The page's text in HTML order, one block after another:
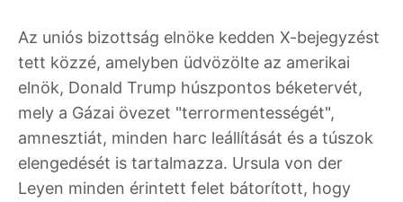
Az uniós bizottság elnöke kedden X-bejegyzést
tett közzé, amelyben üdvözölte az amerikai
elnök, Donald Trump húszpontos béketervét,
mely a Gázai övezet "terrormentességét",
amnesztiát, minden harc leállítását és a túszok
elengedését is tartalmazza. Ursula von der
Leyen minden érintett felet bátorított, hogy